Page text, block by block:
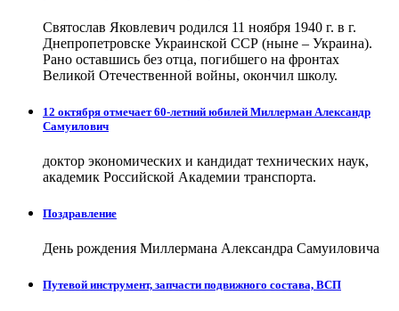
Святослав Яковлевич родился 11 ноября 1940 г. в г.
Днепропетровске Украинской ССР (ныне – Украина).
Рано оставшись без отца, погибшего на фронтах
Великой Отечественной войны, окончил школу.
12 октября отмечает 60-летний юбилей Миллерман Александр
Самуилович
доктор экономических и кандидат технических наук,
академик Российской Академии транспорта.
Поздравление
День рождения Миллермана Александра Самуиловича
Путевой инструмент, запчасти подвижного состава, ВСП